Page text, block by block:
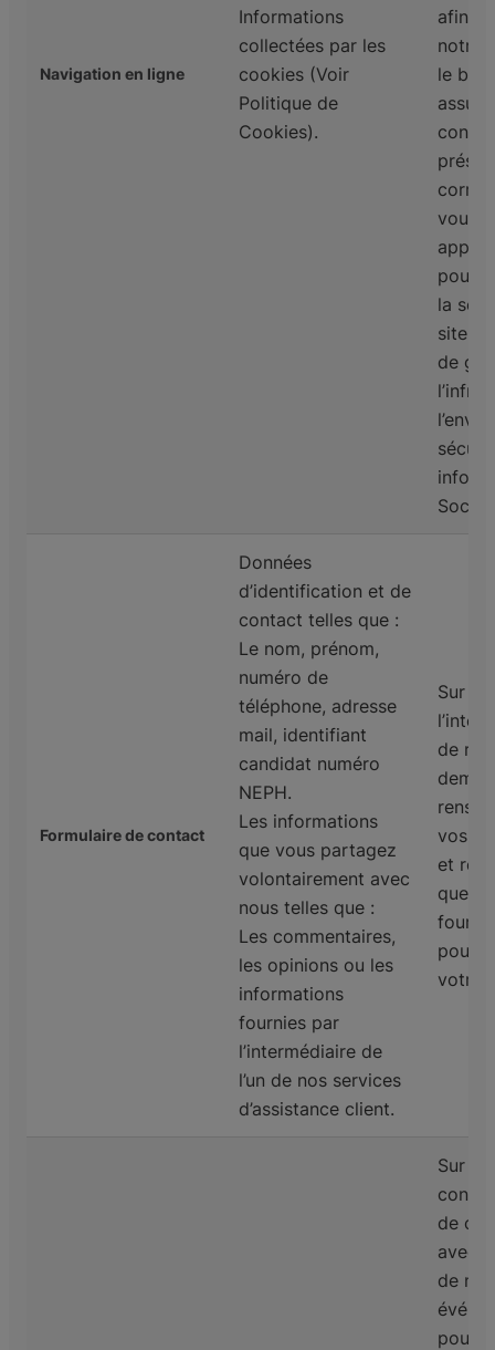
Navigation en ligne
Informations
collectées par les
cookies (Voir
Politique de
Cookies).
afin
notre
le but
vous
pour
la
site
de
Formulaire de contact
Données
d’identification et de
contact telles que :
Le nom, prénom,
numéro de
téléphone, adresse
mail, identifiant
candidat numéro
NEPH.
Les informations
que vous partagez
volontairement avec
nous telles que :
Les commentaires,
les opinions ou les
informations
fournies par
l’intermédiaire de
l’un de nos services
d’assistance client.
Sur la
de
vos
et
que
pour
votre
Sur la
de
avec
de